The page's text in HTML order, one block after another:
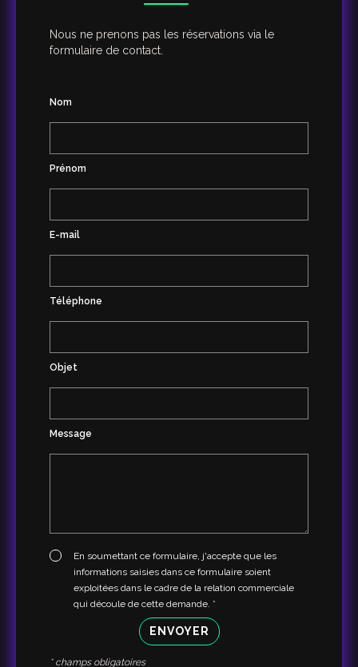
Nous ne prenons pas les réservations via le
formulaire de contact.
Nom
Prénom
E-mail
Téléphone
Objet
Message
En soumettant ce formulaire, j'accepte que les
informations saisies dans ce formulaire soient
exploitées dans le cadre de la relation commerciale
qui découle de cette demande. *
ENVOYER
* champs obligatoires